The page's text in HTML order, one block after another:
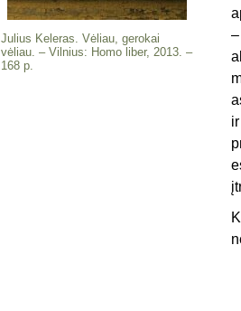
Julius Keleras. Vėliau, gerokai
vėliau. – Vilnius: Homo liber, 2013. –
168 p.